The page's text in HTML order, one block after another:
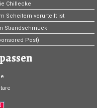
Chillecke
Scheitern verurteilt ist
Strandschmuck
Post)